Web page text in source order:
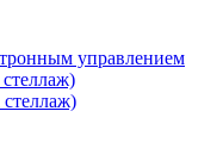
управлением